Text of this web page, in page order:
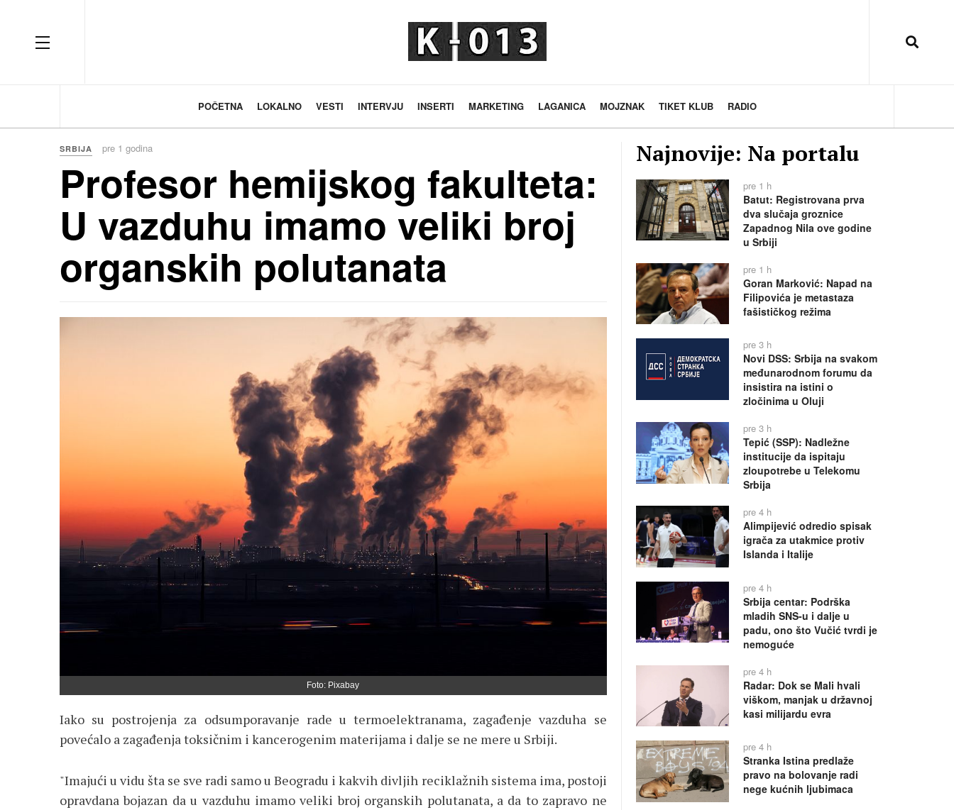
OFF CANVAS
POČETNA LOKALNO VESTI INTERVJU INSERTI MARKETING LAGANICA MOJZNAK TIKET KLUB RADIO
SRBIJA pre 1 godina
Profesor hemijskog fakulteta:
U vazduhu imamo veliki broj
organskih polutanata
Foto: Pixabay
Iako su postrojenja za odsumporavanje rade u termoelektranama, zagađenje vazduha se
povećalo a zagađenja toksičnim i kancerogenim materijama i dalje se ne mere u Srbiji.
"Imajući u vidu šta se sve radi samo u Beogradu i kakvih divljih reciklažnih sistema ima, postoji
opravdana bojazan da u vazduhu imamo veliki broj organskih polutanata, a da to zapravo ne
Najnovije: Na portalu
pre 1 h
Batut: Registrovana prva
dva slučaja groznice
Zapadnog Nila ove godine
u Srbiji
pre 1 h
Goran Marković: Napad na
Filipovića je metastaza
fašističkog režima
pre 3 h
Novi DSS: Srbija na svakom
međunarodnom forumu da
insistira na istini o
zločinima u Oluji
pre 3 h
Tepić (SSP): Nadležne
institucije da ispitaju
zloupotrebe u Telekomu
Srbija
pre 4 h
Alimpijević odredio spisak
igrača za utakmice protiv
Islanda i Italije
pre 4 h
Srbija centar: Podrška
mladih SNS-u i dalje u
padu, ono što Vučić tvrdi je
nemoguće
pre 4 h
Radar: Dok se Mali hvali
viškom, manjak u državnoj
kasi milijardu evra
pre 4 h
Stranka Istina predlaže
pravo na bolovanje radi
nege kućnih ljubimaca